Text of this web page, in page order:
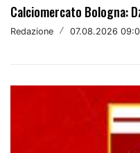
Calciomercato Bologna:
Redazione / 07.08.2026